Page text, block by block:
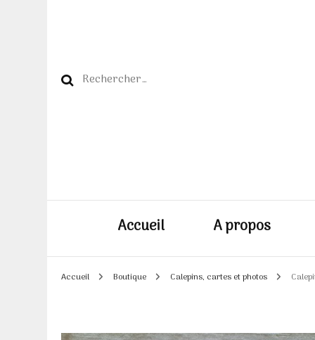
Rechercher :
Accueil A propos
Accueil Boutique Calepins, cartes et photos